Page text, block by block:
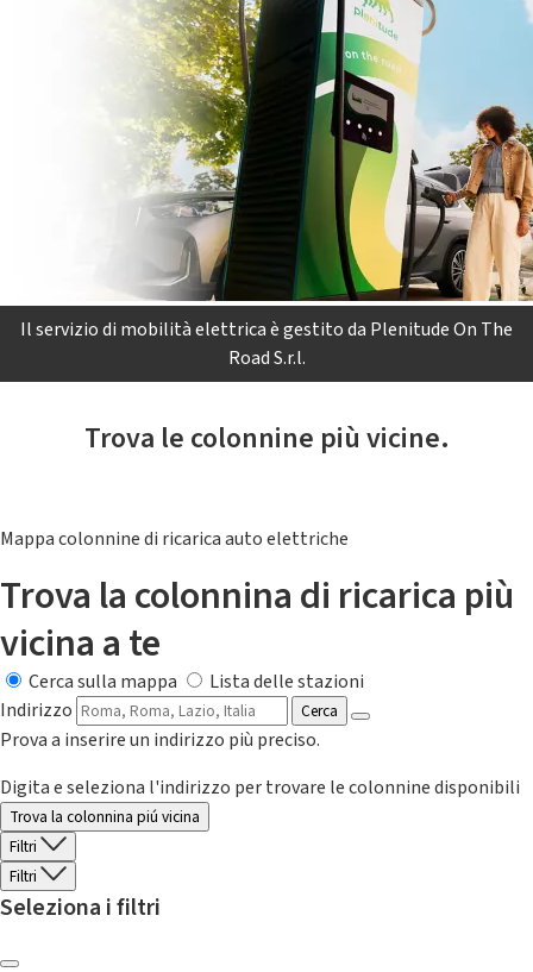
Il servizio di mobilità elettrica è gestito da Plenitude On The
Road S.r.l.
Trova le colonnine più vicine.
Mappa colonnine di ricarica auto elettriche
Trova la colonnina di ricarica più
vicina a te
Cerca sulla mappa
Lista delle stazioni
Indirizzo
Cerca
Prova a inserire un indirizzo più preciso.
Digita e seleziona l'indirizzo per trovare le colonnine disponibili
Trova la colonnina piú vicina
Filtri
Filtri
Seleziona i filtri